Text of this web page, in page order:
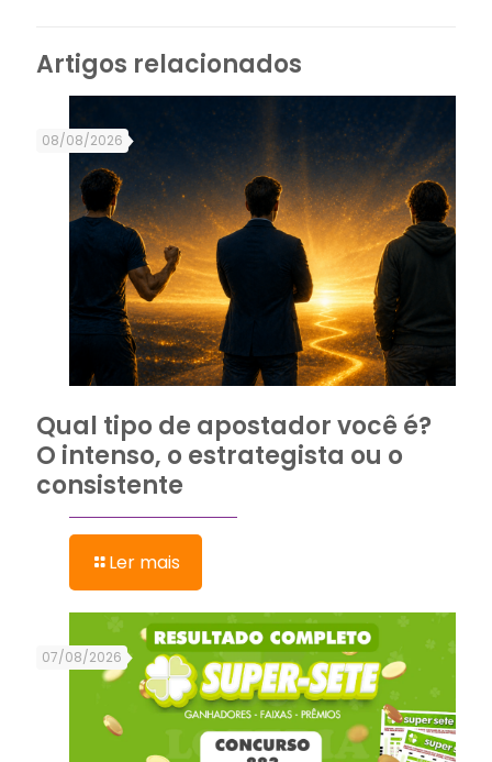
Artigos relacionados
08/08/2026
Qual tipo de apostador você é?
O intenso, o estrategista ou o
consistente
Ler mais
07/08/2026